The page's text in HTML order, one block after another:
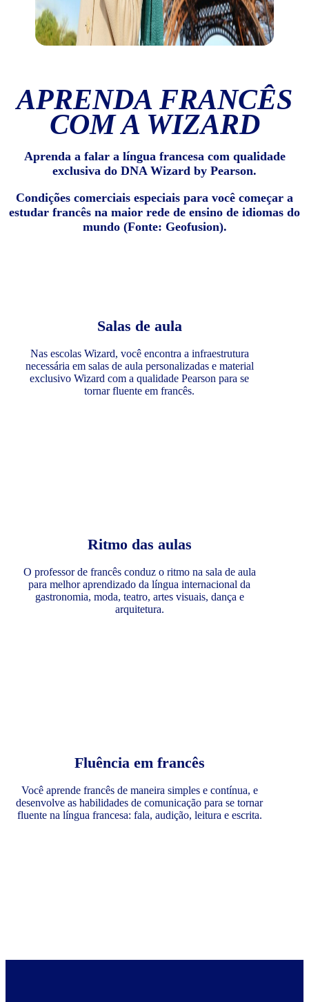
APRENDA FRANCÊS
COM A WIZARD
Aprenda a falar a língua francesa com qualidade
exclusiva do DNA Wizard by Pearson.
Condições comerciais especiais para você começar a
estudar francês na maior rede de ensino de idiomas do
mundo (Fonte: Geofusion).
Salas de aula
Nas escolas Wizard, você encontra a infraestrutura
necessária em salas de aula personalizadas e material
exclusivo Wizard com a qualidade Pearson para se
tornar fluente em francês.
Ritmo das aulas
O professor de francês conduz o ritmo na sala de aula
para melhor aprendizado da língua internacional da
gastronomia, moda, teatro, artes visuais, dança e
arquitetura.
Fluência em francês
Você aprende francês de maneira simples e contínua, e
desenvolve as habilidades de comunicação para se tornar
fluente na língua francesa: fala, audição, leitura e escrita.